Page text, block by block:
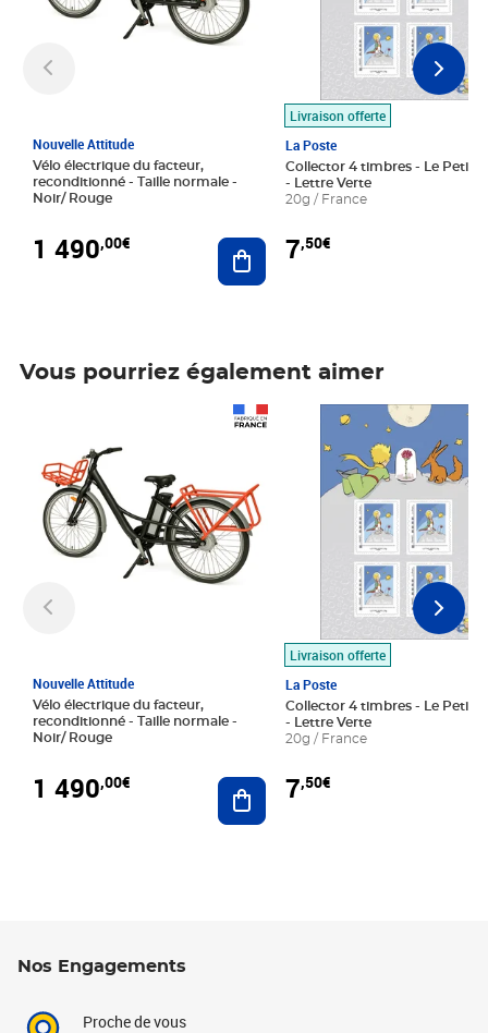
Nouvelle Attitude
Vélo électrique du facteur,
reconditionné - Taille normale -
Noir/ Rouge
1 490,00€ Ajouter au panier
Livraison offerte
La Poste
Collector 4 timbres - Le Petit
- Lettre Verte
20g / France
7,50€
Vous pourriez également aimer
Nouvelle Attitude
Vélo électrique du facteur,
reconditionné - Taille normale -
Noir/ Rouge
1 490,00€ Ajouter au panier
Livraison offerte
La Poste
Collector 4 timbres - Le Petit
- Lettre Verte
20g / France
7,50€
Prix 7,50€
Nos Engagements
Proche de vous